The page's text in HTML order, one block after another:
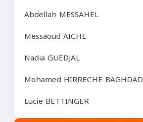
Abdellah MESSAHEL
Messaoud AICHE
Nadia GUEDJAL
Mohamed HIRRECHE BAGHDAD
Lucie BETTINGER